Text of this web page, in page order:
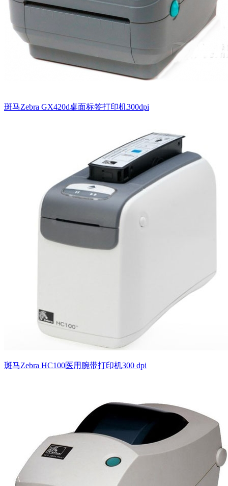
斑马Zebra GX420d桌面标签打印机300dpi
斑马Zebra HC100医用腕带打印机300 dpi